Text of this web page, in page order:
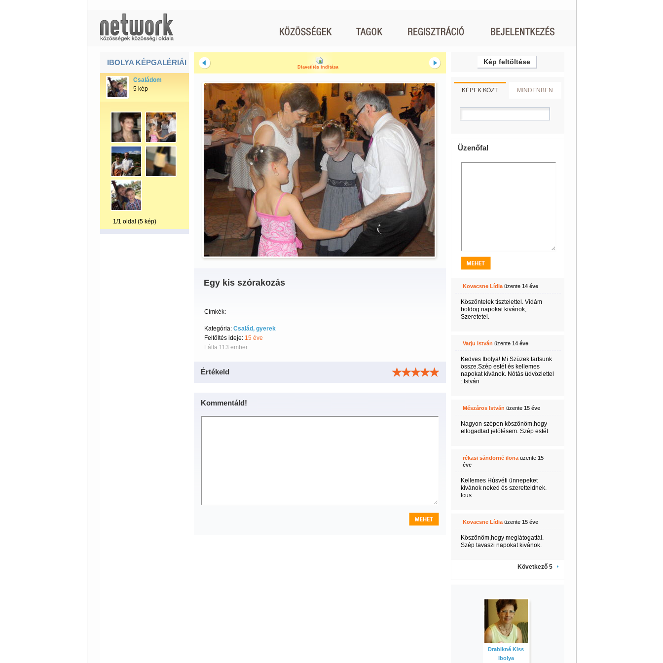
IBOLYA KÉPGALÉRIÁI
Családom
5 kép
1/1 oldal (5 kép)
Diavetítés indítása
Egy kis szórakozás
Címkék:
Kategória: Család, gyerek
Feltöltés ideje: 15 éve
Látta 113 ember.
Értékeld
Kommentáld!
Kép feltöltése
KÉPEK KÖZT MINDENBEN
Üzenőfal
Kovacsne Lídiaüzente 14 éve
Köszöntelek tisztelettel. Vidám
boldog napokat kivánok,
Szeretetel.
Varju István üzente 14 éve
Kedves Ibolya! Mi Szüzek tartsunk
össze.Szép estét és kellemes
napokat kívánok. Nótás üdvözlettel
: István
Mészáros István üzente 15 éve
Nagyon szépen köszönöm,hogy
elfogadtad jelölésem. Szép estét
rékasi sándorné ilonaüzente 15
éve
Kellemes Húsvéti ünnepeket
kívánok neked és szeretteidnek.
Icus.
Kovacsne Lídiaüzente 15 éve
Köszönöm,hogy meglátogattál.
Szép tavaszi napokat kivánok.
Következő 5
Drabikné Kiss
Ibolya